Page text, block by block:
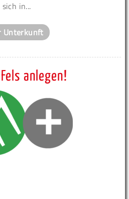
sich in...
Unterkunft
anlegen!